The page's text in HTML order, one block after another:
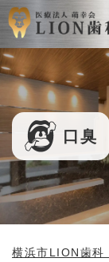
口臭
横浜市LION歯科